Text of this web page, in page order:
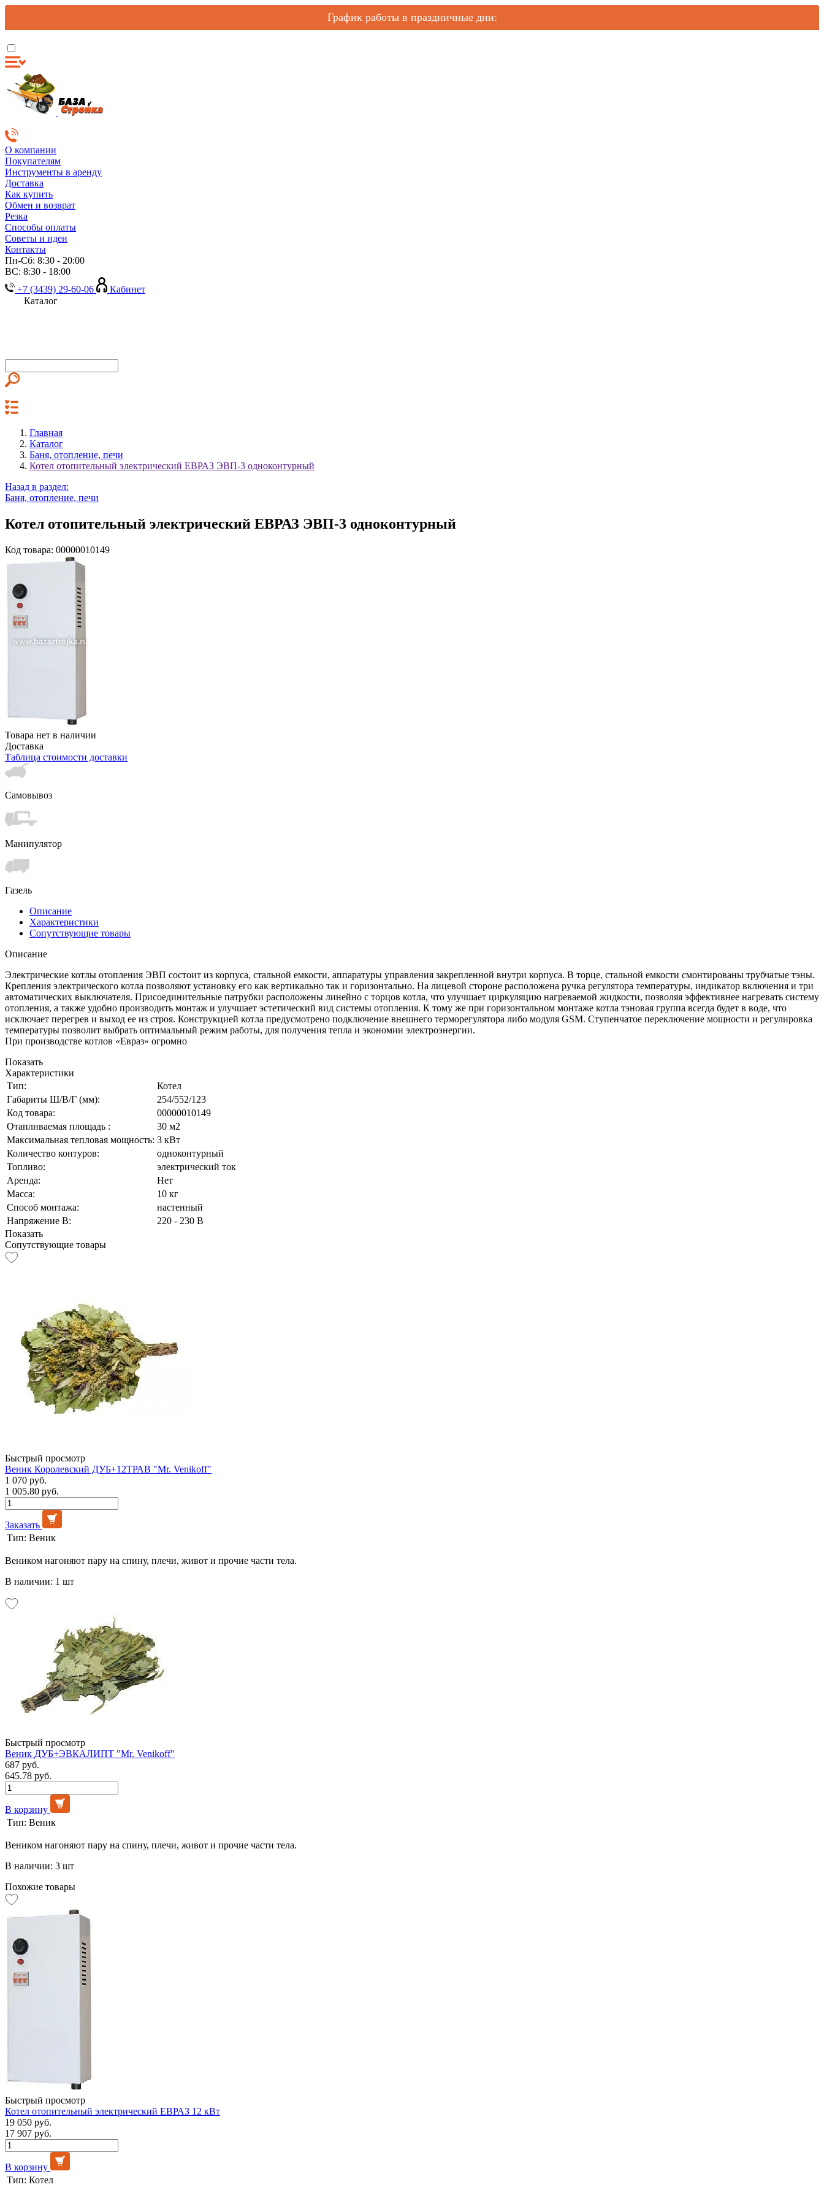
График работы в праздничные дни:
О компании
Покупателям
Инструменты в аренду
Доставка
Как купить
Обмен и возврат
Резка
Способы оплаты
Советы и идеи
Контакты
Пн-Сб: 8:30 - 20:00
ВС: 8:30 - 18:00
+7 (3439) 29-60-06
Кабинет
Каталог
Главная
Каталог
Баня, отопление, печи
Котел отопительный электрический ЕВРАЗ ЭВП-3 одноконтурный
Назад в раздел:
Баня, отопление, печи
Котел отопительный электрический ЕВРАЗ ЭВП-3 одноконтурный
Код товара: 00000010149
Товара нет в наличии
Доставка
Таблица стоимости доставки
Самовывоз
Манипулятор
Газель
Описание
Характеристики
Сопутствующие товары
Описание
Электрические котлы отопления ЭВП состоит из корпуса, стальной емкости, аппаратуры управления закрепленной внутри корпуса. В торце, стальной емкости смонтированы трубчатые тэны.
Крепления электрического котла позволяют установку его как вертикально так и горизонтально. На лицевой стороне расположена ручка регулятора температуры, индикатор включения и три
автоматических выключателя. Присоединительные патрубки расположены линейно с торцов котла, что улучшает циркуляцию нагреваемой жидкости, позволяя эффективнее нагревать систему
отопления, а также удобно производить монтаж и улучшает эстетический вид системы отопления. К тому же при горизонтальном монтаже котла тэновая группа всегда будет в воде, что
исключает перегрев и выход ее из строя. Конструкцией котла предусмотрено подключение внешнего терморегулятора либо модуля GSM. Ступенчатое переключение мощности и регулировка
температуры позволит выбрать оптимальный режим работы, для получения тепла и экономии электроэнергии.
При производстве котлов «Евраз» огромно
Показать
Характеристики
Тип:
Котел
Габариты Ш/В/Г (мм):
254/552/123
Код товара:
00000010149
Отапливаемая площадь :
30 м2
Максимальная тепловая мощность: 3 кВт
Количество контуров:
одноконтурный
Топливо:
электрический ток
Аренда:
Нет
Масса:
10 кг
Способ монтажа:
настенный
Напряжение В:
220 - 230 В
Показать
Сопутствующие товары
Быстрый просмотр
Веник Королевский ДУБ+12ТРАВ "Mr. Venikoff"
1 070 руб.
1 005.80 руб.
Заказать
Тип: Веник
Веником нагоняют пару на спину, плечи, живот и прочие части тела.
В наличии: 1 шт
Быстрый просмотр
Веник ДУБ+ЭВКАЛИПТ "Mr. Venikoff"
687 руб.
645.78 руб.
В корзину
Тип: Веник
Веником нагоняют пару на спину, плечи, живот и прочие части тела.
В наличии: 3 шт
Похожие товары
Быстрый просмотр
Котел отопительный электрический ЕВРАЗ 12 кВт
19 050 руб.
17 907 руб.
В корзину
Тип: Котел